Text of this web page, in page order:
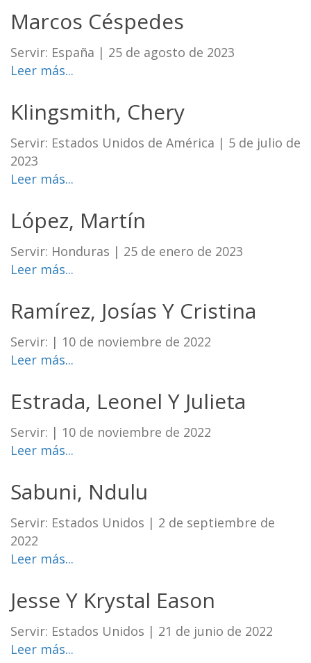
Marcos Céspedes
Servir: España | 25 de agosto de 2023
Leer más...
Klingsmith, Chery
Servir: Estados Unidos de América | 5 de julio de
2023
Leer más...
López, Martín
Servir: Honduras | 25 de enero de 2023
Leer más...
Ramírez, Josías Y Cristina
Servir: | 10 de noviembre de 2022
Leer más...
Estrada, Leonel Y Julieta
Servir: | 10 de noviembre de 2022
Leer más...
Sabuni, Ndulu
Servir: Estados Unidos | 2 de septiembre de
2022
Leer más...
Jesse Y Krystal Eason
Servir: Estados Unidos | 21 de junio de 2022
Leer más...